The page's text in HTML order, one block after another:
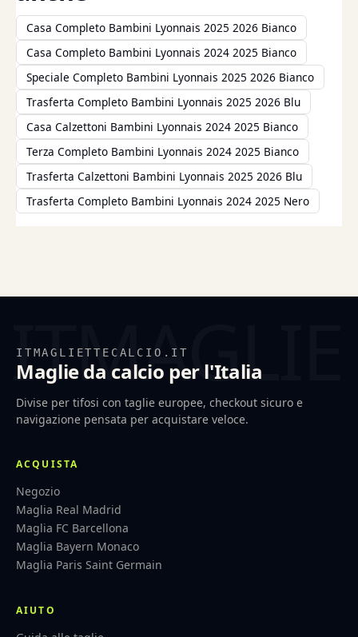
Casa Completo Bambini Lyonnais 2025 2026 Bianco
Casa Completo Bambini Lyonnais 2024 2025 Bianco
Speciale Completo Bambini Lyonnais 2025 2026 Bianco
Trasferta Completo Bambini Lyonnais 2025 2026 Blu
Casa Calzettoni Bambini Lyonnais 2024 2025 Bianco
Terza Completo Bambini Lyonnais 2024 2025 Bianco
Trasferta Calzettoni Bambini Lyonnais 2025 2026 Blu
Trasferta Completo Bambini Lyonnais 2024 2025 Nero
ITMAGLIETTECALCIO.IT
Maglie da calcio per l'Italia
Divise per tifosi con taglie europee, checkout sicuro e
navigazione pensata per acquistare veloce.
ACQUISTA
Negozio
Maglia Real Madrid
Maglia FC Barcellona
Maglia Bayern Monaco
Maglia Paris Saint Germain
AIUTO